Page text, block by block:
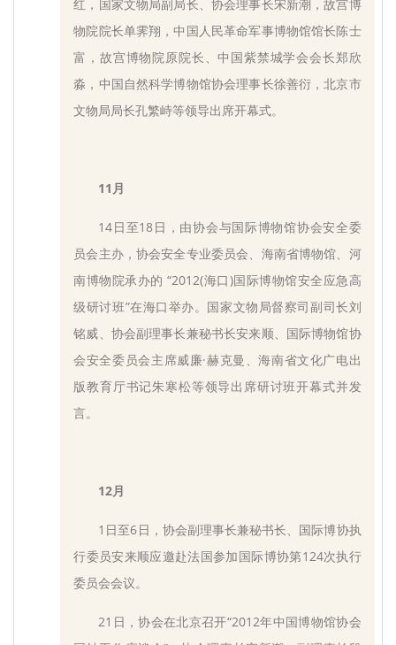
红，国家文物局副局长、协会理事长宋新潮，故宫博
物院院长单霁翔，中国人民革命军事博物馆馆长陈士
富，故宫博物院原院长、中国紫禁城学会会长郑欣
淼，中国自然科学博物馆协会理事长徐善衍，北京市
文物局局长孔繁峙等领导出席开幕式。
11月
14日至18日，由协会与国际博物馆协会安全委
员会主办，协会安全专业委员会、海南省博物馆、河
南博物院承办的 “2012(海口)国际博物馆安全应急高
级研讨班”在海口举办。国家文物局督察司副司长刘
铭威、协会副理事长兼秘书长安来顺、国际博物馆协
会安全委员会主席威廉·赫克曼、海南省文化广电出
版教育厅书记朱寒松等领导出席研讨班开幕式并发
言。
12月
1日至6日，协会副理事长兼秘书长、国际博协执
行委员安来顺应邀赴法国参加国际博协第124次执行
委员会会议。
21日，协会在北京召开“2012年中国博物馆协会